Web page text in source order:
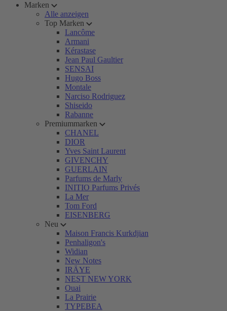
Marken
Alle anzeigen
Top Marken
Lancôme
Armani
Kérastase
Jean Paul Gaultier
SENSAI
Hugo Boss
Montale
Narciso Rodriguez
Shiseido
Rabanne
Premiummarken
CHANEL
DIOR
Yves Saint Laurent
GIVENCHY
GUERLAIN
Parfums de Marly
INITIO Parfums Privés
La Mer
Tom Ford
EISENBERG
Neu
Maison Francis Kurkdjian
Penhaligon's
Widian
New Notes
IRÄYE
NEST NEW YORK
Ouai
La Prairie
TYPEBEA